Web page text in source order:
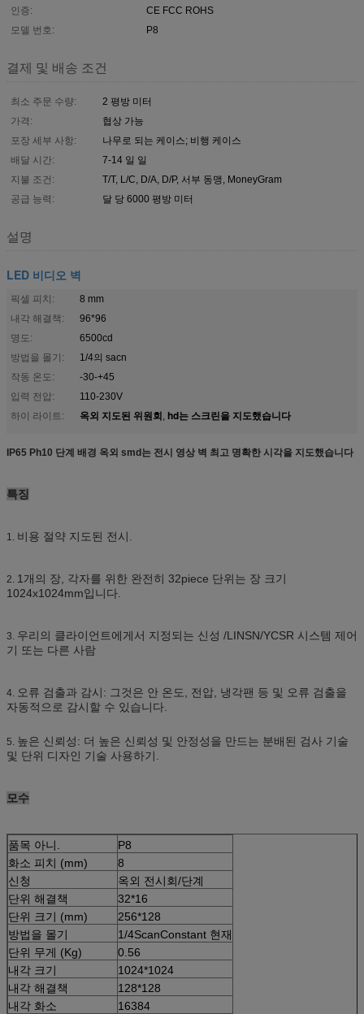
인증:
CE FCC ROHS
모델 번호:
P8
결제 및 배송 조건
최소 주문 수량:
2 평방 미터
가격:
협상 가능
포장 세부 사항:
나무로 되는 케이스; 비행 케이스
배달 시간:
7-14 일 일
지불 조건:
T/T, L/C, D/A, D/P, 서부 동맹, MoneyGram
공급 능력:
달 당 6000 평방 미터
설명
LED 비디오 벽
픽셀 피치:
8 mm
내각 해결책:
96*96
명도:
6500cd
방법을 몰기:
1/4의 sacn
작동 온도:
-30-+45
입력 전압:
110-230V
하이 라이트:
옥외 지도된 위원회, hd는 스크린을 지도했습니다
IP65 Ph10 단계 배경 옥외 smd는 전시 영상 벽 최고 명확한 시각을 지도했습니다
특징
1. 비용 절약 지도된 전시.
2. 1개의 장, 각자를 위한 완전히 32piece 단위는 장 크기
1024x1024mm입니다.
3. 우리의 클라이언트에게서 지정되는 신성 /LINSN/YCSR 시스템 제어
기 또는 다른 사람
4. 오류 검출과 감시: 그것은 안 온도, 전압, 냉각팬 등 및 오류 검출을
자동적으로 감시할 수 있습니다.
5. 높은 신뢰성: 더 높은 신뢰성 및 안정성을 만드는 분배된 검사 기술
및 단위 디자인 기술 사용하기.
모수
품목 아니.
P8
화소 피치 (mm)
8
신청
옥외 전시회/단계
단위 해결책
32*16
단위 크기 (mm)
256*128
방법을 몰기
1/4ScanConstant 현재
단위 무게 (Kg)
0.56
내각 크기
1024*1024
내각 해결책
128*128
내각 화소
16384